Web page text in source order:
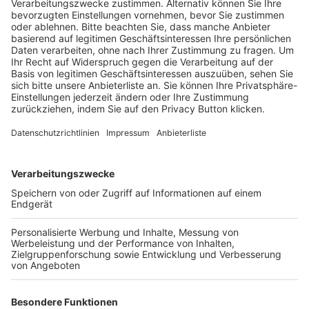
Schulungsangebot Vereinsmitarbeiter
BFV-Geschäftsstellen
Trainerbörse
Login SpielPlus
FOLGE DEM BFV
TOP-VEREINE
TOP-PARTNER